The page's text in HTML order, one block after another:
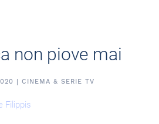
non piove mai
| CINEMA & SERIE TV
Filippis